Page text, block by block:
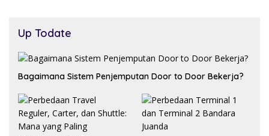
Up Todate
Bagaimana Sistem Penjemputan Door to Door Bekerja?